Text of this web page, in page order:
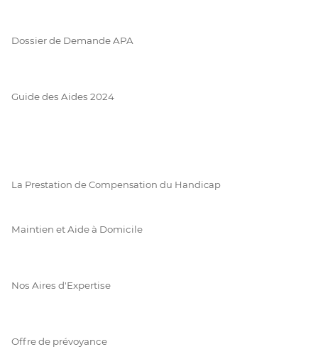
Dossier de Demande APA
Guide des Aides 2024
La Prestation de Compensation du Handicap
Maintien et Aide à Domicile
Nos Aires d'Expertise
Offre de prévoyance